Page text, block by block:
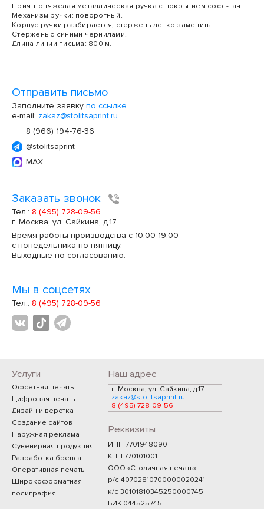
Приятно тяжелая металлическая ручка с покрытием софт-тач.
Механизм ручки: поворотный.
Корпус ручки разбирается, стержень легко заменить.
Стержень с синими чернилами.
Длина линии письма: 800 м.
Отправить письмо
Заполните заявку по ссылке
e-mail: zakaz@stolitsaprint.ru
8 (966) 194-76-36
@stolitsaprint
MAX
Заказать звонок
Тел.: 8 (495) 728-09-56
г. Москва, ул. Сайкина, д.17
Время работы производства с 10:00-19:00
с понедельника по пятницу.
Выходные по согласованию.
Мы в соцсетях
Тел.: 8 (495) 728-09-56
Услуги
Офсетная печать
Цифровая печать
Дизайн и верстка
Создание сайтов
Наружная реклама
Сувенирная продукция
Разработка бренда
Оперативная печать
Широкоформатная
полиграфия
Наш адрес
г. Москва, ул. Сайкина, д.17
zakaz@stolitsaprint.ru
8 (495) 728-09-56
Реквизиты
ИНН 7701948090
КПП 770101001
ООО «Столичная печать»
р/с 40702810700000020241
к/с 30101810345250000745
БИК 044525745